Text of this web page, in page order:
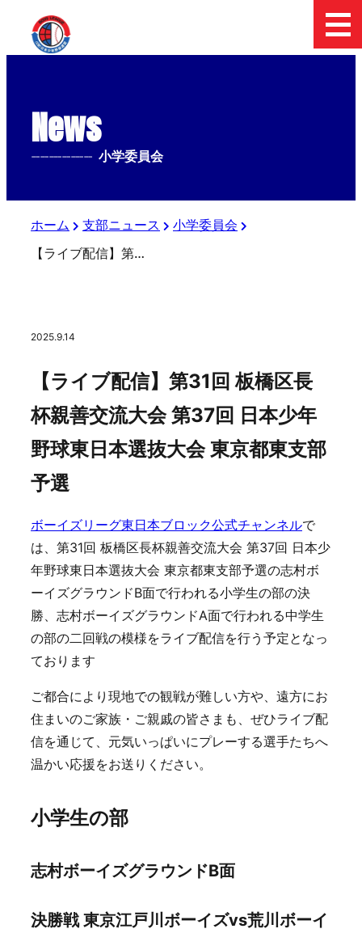
News
-------------- 小学委員会
ホーム 支部ニュース
小学委員会
【ライブ配信】第31回 板橋区長杯親善交流大会 第37回 日本少年野球東日本選抜大会 東京都東支部予選
2025.9.14
【ライブ配信】第31回 板橋区長
杯親善交流大会 第37回 日本少年
野球東日本選抜大会 東京都東支部
予選
ボーイズリーグ東日本ブロック公式チャンネルで
は、第31回 板橋区長杯親善交流大会 第37回 日本少
年野球東日本選抜大会 東京都東支部予選の志村ボ
ーイズグラウンドB面で行われる小学生の部の決
勝、志村ボーイズグラウンドA面で行われる中学生
の部の二回戦の模様をライブ配信を行う予定となっ
ております
ご都合により現地での観戦が難しい方や、遠方にお
住まいのご家族・ご親戚の皆さまも、ぜひライブ配
信を通じて、元気いっぱいにプレーする選手たちへ
温かい応援をお送りください。
小学生の部
志村ボーイズグラウンドB面
決勝戦 東京江戸川ボーイズvs荒川ボーイ